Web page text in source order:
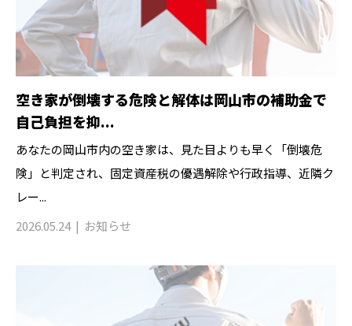
空き家が倒壊する危険と解体は岡山市の補助金で
自己負担を抑...
あなたの岡山市内の空き家は、見た目よりも早く「倒壊危
険」と判定され、固定資産税の優遇解除や行政指導、近隣ク
レー...
2026.05.24
お知らせ